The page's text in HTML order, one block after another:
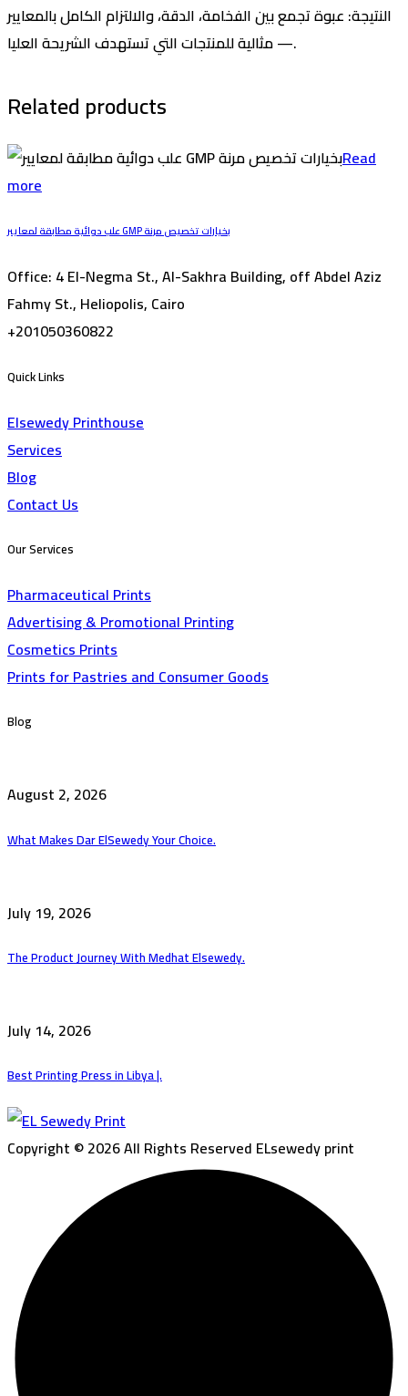
النتيجة: عبوة تجمع بين الفخامة، الدقة، والالتزام الكامل بالمعايير
— مثالية للمنتجات التي تستهدف الشريحة العليا.
Related products
Read
more
علب دوائية مطابقة لمعايير GMP بخيارات تخصيص مرنة
Office: 4 El-Negma St., Al-Sakhra Building, off Abdel Aziz
Fahmy St., Heliopolis, Cairo
+201050360822
Quick Links
Elsewedy Printhouse
Services
Blog
Contact Us
Our Services
Pharmaceutical Prints
Advertising & Promotional Printing
Cosmetics Prints
Prints for Pastries and Consumer Goods
Blog
August 2, 2026
What Makes Dar ElSewedy Your Choice.
July 19, 2026
The Product Journey With Medhat Elsewedy.
July 14, 2026
Best Printing Press in Libya |.
Copyright © 2026 All Rights Reserved ELsewedy print